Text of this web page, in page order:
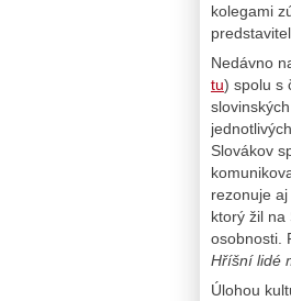
kolegami
Nedávno
tu) spolu s
Slovákov
rezonuje
ktorý žil na
osobnosti.
Hříšní lidé
Úlohou